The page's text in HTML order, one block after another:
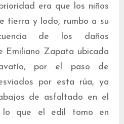
era que los niños
tierra y lodo, rumbo a su
de los daños
Emiliano Zapata ubicada
por el paso de
por esta rúa, ya
de asfaltado en el
lo que el edil tomo en